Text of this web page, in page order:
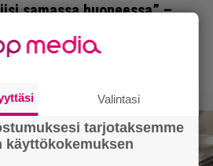
samassa huoneessa” –
vietti unelmien kesän
Valintasi
tarjotaksemme
käyttökokemuksen